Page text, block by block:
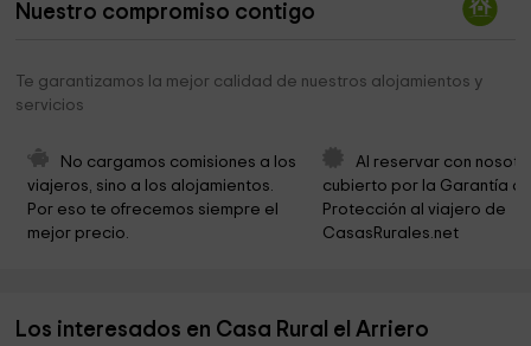
Nuestro compromiso contigo
Te garantizamos la mejor calidad de nuestros alojamientos y
servicios
No cargamos comisiones a los
viajeros, sino a los alojamientos.
Por eso te ofrecemos siempre el
mejor precio.
Al reservar con
cubierto por la Garantía
Protección al viajero de
CasasRurales.net
Los interesados en Casa Rural el Arriero